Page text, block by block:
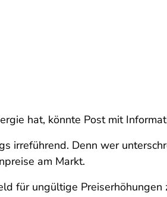
hat, könnte Post mit
irreführend. Denn wer
am Markt.
für ungültige Preiserhöhungen